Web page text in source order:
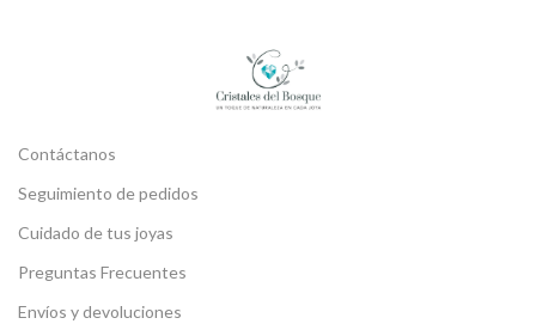
Contáctanos
Seguimiento de pedidos
Cuidado de tus joyas
Preguntas Frecuentes
Envíos y devoluciones